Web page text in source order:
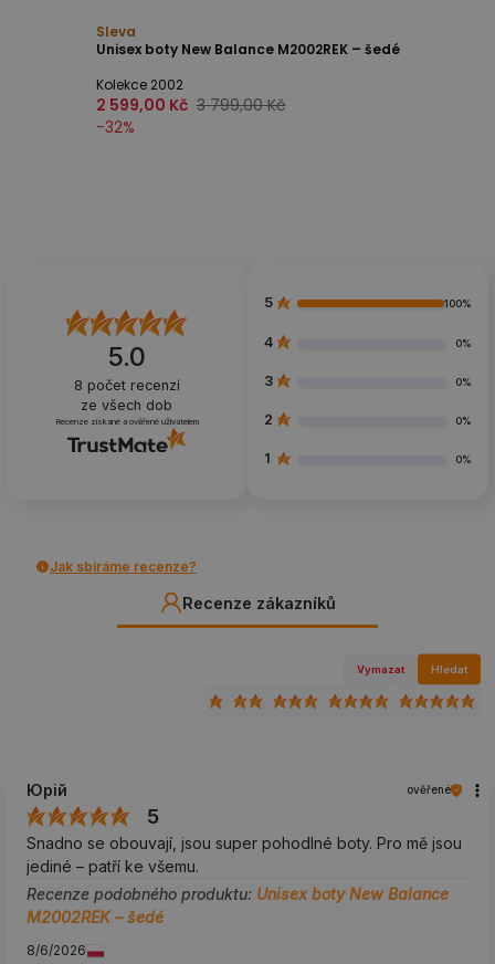
Sleva
Unisex boty New Balance M2002REK – šedé
Kolekce 2002
2 599,00 Kč 3 799,00 Kč
-32%
5.0
8 počet recenzí
ze všech dob
Recenze získané a ověřené uživatelem
5 100%
4 0%
3 0%
2 0%
1 0%
Jak sbíráme recenze?
Recenze zákazníků
Vymazat Hledat
Юрій ověřené
5
Snadno se obouvají, jsou super pohodlné boty. Pro mě jsou
jediné – patří ke všemu.
Recenze podobného produktu: Unisex boty New Balance
M2002REK – šedé
8/6/2026